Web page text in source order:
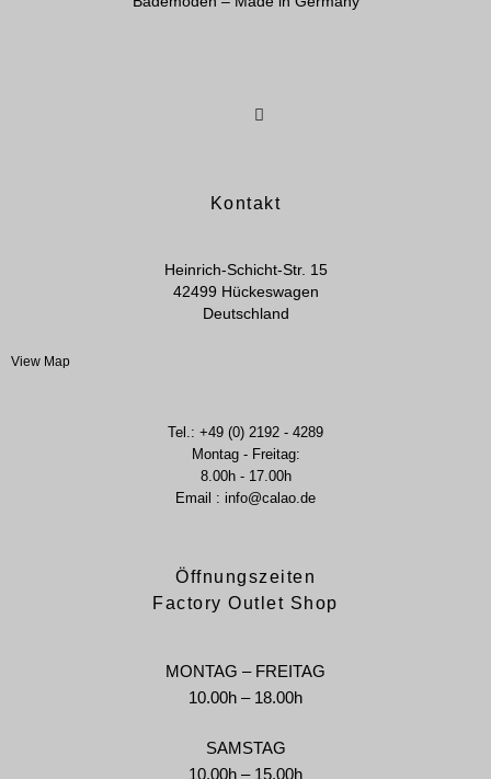
Kontakt
Heinrich-Schicht-Str. 15
42499 Hückeswagen
Deutschland
View Map
Tel.: +49 (0) 2192 - 4289
Montag - Freitag:
8.00h - 17.00h
Email : info@calao.de
Öffnungszeiten
Factory Outlet Shop
MONTAG – FREITAG
10.00h – 18.00h
SAMSTAG
10.00h – 15.00h